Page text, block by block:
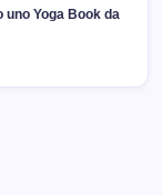
uno Yoga Book da